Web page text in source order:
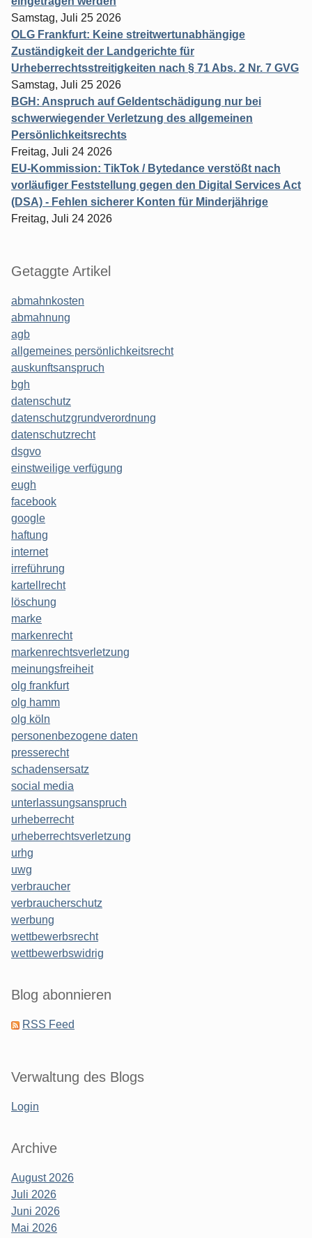
Samstag, Juli 25 2026
OLG Frankfurt: Keine streitwertunabhängige
Zuständigkeit der Landgerichte für
Urheberrechtsstreitigkeiten nach § 71 Abs. 2 Nr. 7 GVG
Samstag, Juli 25 2026
BGH: Anspruch auf Geldentschädigung nur bei
schwerwiegender Verletzung des allgemeinen
Persönlichkeitsrechts
Freitag, Juli 24 2026
EU-Kommission: TikTok / Bytedance verstößt nach
vorläufiger Feststellung gegen den Digital Services Act
(DSA) - Fehlen sicherer Konten für Minderjährige
Freitag, Juli 24 2026
Getaggte Artikel
abmahnkosten
abmahnung
agb
allgemeines persönlichkeitsrecht
auskunftsanspruch
bgh
datenschutz
datenschutzgrundverordnung
datenschutzrecht
dsgvo
einstweilige verfügung
eugh
facebook
google
haftung
internet
irreführung
kartellrecht
löschung
marke
markenrecht
markenrechtsverletzung
meinungsfreiheit
olg frankfurt
olg hamm
olg köln
personenbezogene daten
presserecht
schadensersatz
social media
unterlassungsanspruch
urheberrecht
urheberrechtsverletzung
urhg
uwg
verbraucher
verbraucherschutz
werbung
wettbewerbsrecht
wettbewerbswidrig
Blog abonnieren
RSS Feed
Verwaltung des Blogs
Login
Archive
August 2026
Juli 2026
Juni 2026
Mai 2026